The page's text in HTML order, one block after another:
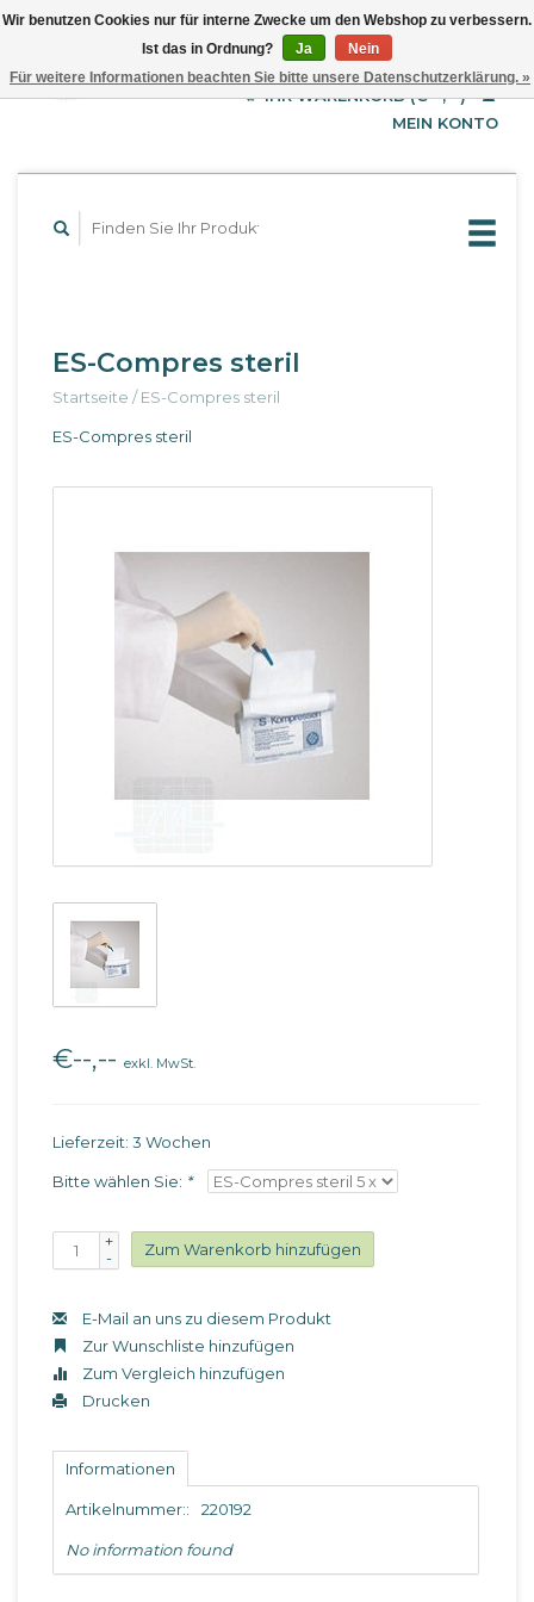
EUR
GBP
USD
English
Français
IHR WARENKORB (€--,--)
MEIN KONTO
ES-Compres steril
Startseite /ES-Compres steril
ES-Compres steril
€--,-- exkl. MwSt.
Lieferzeit: 3 Wochen
Bitte wählen Sie: *
+
-
Zum Warenkorb hinzufügen
E-Mail an uns zu diesem Produkt
Zur Wunschliste hinzufügen
Zum Vergleich hinzufügen
Drucken
Informationen
Artikelnummer:: 220192
No information found
Wir benutzen Cookies nur für interne Zwecke um den Webshop zu verbessern.
Ist das in Ordnung?
Ja
Nein
Für weitere Informationen beachten Sie bitte unsere Datenschutzerklärung. »